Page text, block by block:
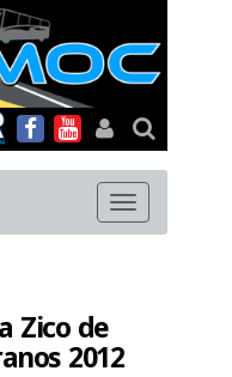
MENU
Zico de
2012